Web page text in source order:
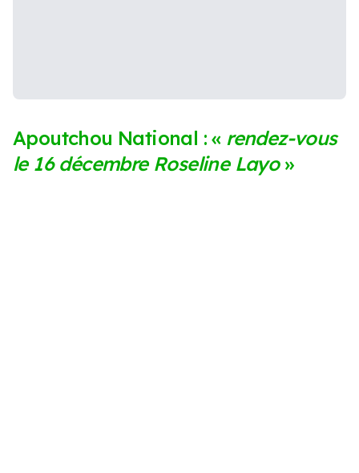
Apoutchou National : « rendez-vous
le 16 décembre Roseline Layo »